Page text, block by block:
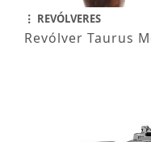
REVÓLVERES
Revólver Taurus